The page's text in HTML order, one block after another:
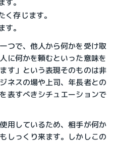
。
存じます。
。
つで、他人から何かを受け取
に何かを頼むといった意味を
す」という表現そのものは非
ネスの場や上司、年長者との
表すべきシチュエーションで
用しているため、相手が何か
しっくり来ます。しかしこの